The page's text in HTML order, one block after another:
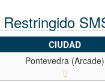
CIUDAD
Pontevedra (Arcade)